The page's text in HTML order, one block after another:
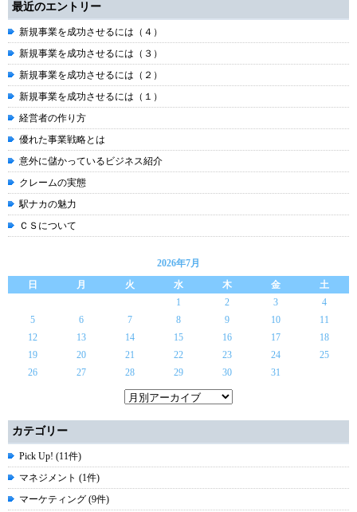
最近のエントリー
新規事業を成功させるには（４）
新規事業を成功させるには（３）
新規事業を成功させるには（２）
新規事業を成功させるには（１）
経営者の作り方
優れた事業戦略とは
意外に儲かっているビジネス紹介
クレームの実態
駅ナカの魅力
ＣＳについて
2026年7月
日
月 火 水 木 金
土
1
2 3
4
5
6 7 8 9 10
11
12
13 14 15 16 17
18
19
20 21 22 23 24
25
26
27 28 29 30 31
カテゴリー
Pick Up! (11件)
マネジメント (1件)
マーケティング (9件)